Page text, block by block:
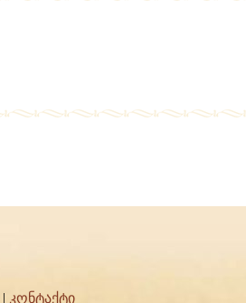
| კონტაქტი